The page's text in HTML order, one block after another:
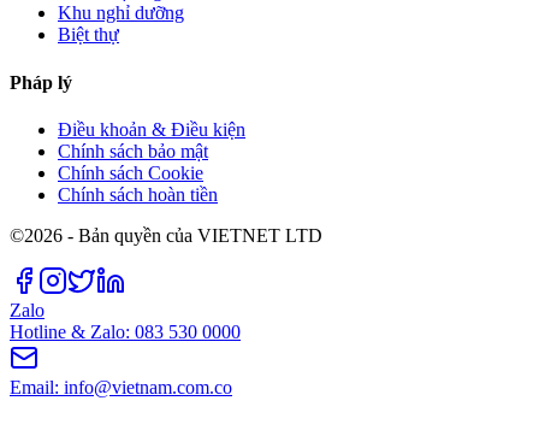
Khu nghỉ dưỡng
Biệt thự
Pháp lý
Điều khoản & Điều kiện
Chính sách bảo mật
Chính sách Cookie
Chính sách hoàn tiền
©2026 - Bản quyền của VIETNET LTD
Zalo
Hotline & Zalo: 083 530 0000
Email: info@vietnam.com.co